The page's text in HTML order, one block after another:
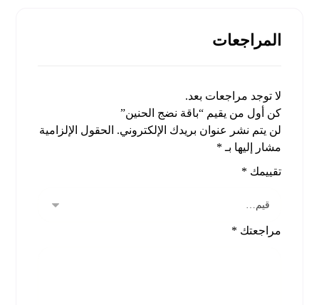
المراجعات
لا توجد مراجعات بعد.
كن أول من يقيم “باقة نضج الحنين”
لن يتم نشر عنوان بريدك الإلكتروني. الحقول الإلزامية
مشار إليها بـ *
تقييمك *
مراجعتك *